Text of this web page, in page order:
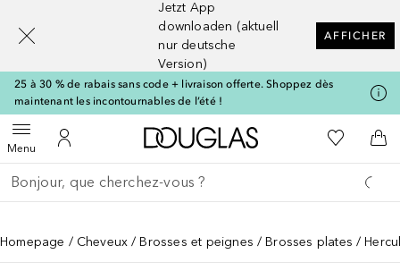
Jetzt App
downloaden (aktuell
nur deutsche
Version)
AFFICHER
25 à 30 % de rabais sans code + livraison offerte. Shoppez dès
maintenant les incontournables de l’été !
MenuOuvrir le menuVers Mon Compte
Vers l'accueil Douglas
Vers Ma
Retourner
Exécuter la recherche
Homepage Cheveux Brosses et peignes Brosses plates
[navigation.slideout.screenreader]